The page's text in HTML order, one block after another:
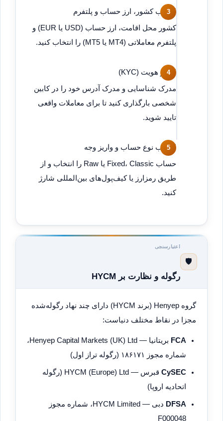
انتخاب کشور، ارز حساب و پلتفرم
کشور محل اقامت، ارز حساب (USD یا EUR) و
پلتفرم معاملاتی (MT4 یا MT5) را انتخاب کنید.
احراز هویت (KYC)
مدرک شناسایی و مدرک آدرس خود را در کابین
شخصی بارگذاری کنید تا برای معاملات واقعی
تایید شوید.
انتخاب نوع حساب و واریز وجه
حساب Fixed، Classic یا Raw را انتخاب و از
طریق رمزارز یا کیف‌پول‌های بین‌المللی شارژ
کنید.
🛡️
اعتبارسنجی
رگوله و نظارت بر HYCM
گروه Henyep (برند HYCM) دارای چند نهاد رگوله‌شده
مجزا در نقاط مختلف دنیاست:
FCA
بریتانیا — Henyep Capital Markets (UK) Ltd،
شماره مجوز ۱۸۶۱۷۱ (رگوله تراز اول)
CySEC
قبرس — HYCM (Europe) Ltd (رگوله
اتحادیه اروپا)
DFSA
دبی — HYCM Limited، شماره مجوز
F000048